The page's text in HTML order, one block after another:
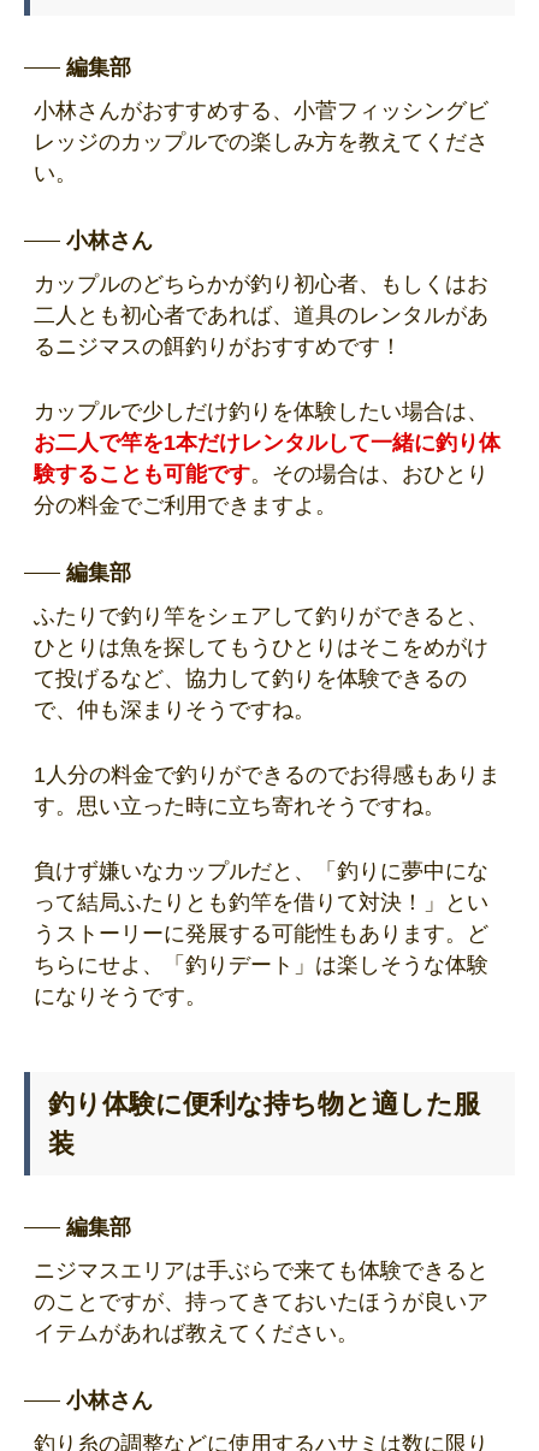
編集部
小林さんがおすすめする、小菅フィッシングビ
レッジのカップルでの楽しみ方を教えてくださ
い。
小林さん
カップルのどちらかが釣り初心者、もしくはお
二人とも初心者であれば、道具のレンタルがあ
るニジマスの餌釣りがおすすめです！
カップルで少しだけ釣りを体験したい場合は、
お二人で竿を1本だけレンタルして一緒に釣り体
験することも可能です。その場合は、おひとり
分の料金でご利用できますよ。
編集部
ふたりで釣り竿をシェアして釣りができると、
ひとりは魚を探してもうひとりはそこをめがけ
て投げるなど、協力して釣りを体験できるの
で、仲も深まりそうですね。
1人分の料金で釣りができるのでお得感もありま
す。思い立った時に立ち寄れそうですね。
負けず嫌いなカップルだと、「釣りに夢中にな
って結局ふたりとも釣竿を借りて対決！」とい
うストーリーに発展する可能性もあります。ど
ちらにせよ、「釣りデート」は楽しそうな体験
になりそうです。
釣り体験に便利な持ち物と適した服
装
編集部
ニジマスエリアは手ぶらで来ても体験できると
のことですが、持ってきておいたほうが良いア
イテムがあれば教えてください。
小林さん
釣り糸の調整などに使用するハサミは数に限り